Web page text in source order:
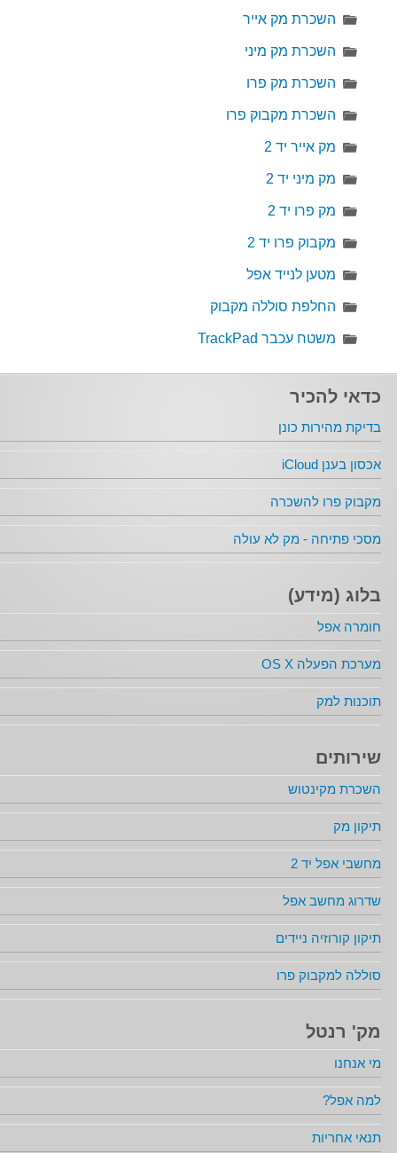
השכרת מק אייר
השכרת מק מיני
השכרת מק פרו
השכרת מקבוק פרו
מק אייר יד 2
מק מיני יד 2
מק פרו יד 2
מקבוק פרו יד 2
מטען לנייד אפל
החלפת סוללה מקבוק
משטח עכבר TrackPad
כדאי להכיר
בדיקת מהירות כונן
אכסון בענן iCloud
מקבוק פרו להשכרה
מסכי פתיחה - מק לא עולה
בלוג (מידע)
חומרה אפל
מערכת הפעלה OS X
תוכנות למק
שירותים
השכרת מקינטוש
תיקון מק
מחשבי אפל יד 2
שדרוג מחשב אפל
תיקון קורוזיה ניידים
סוללה למקבוק פרו
מק' רנטל
מי אנחנו
למה אפל?
תנאי אחריות